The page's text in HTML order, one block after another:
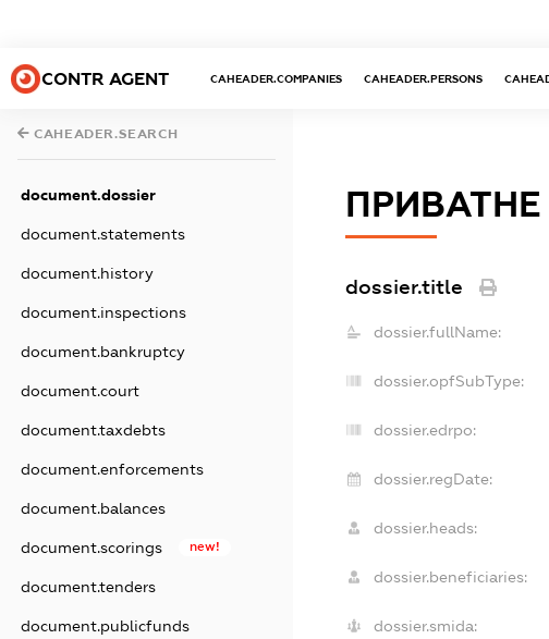
CONTR AGENT CAHEADER.COMPANIES CAHEADER.PERSONS
CAHEADER.SEARCH
document.dossier
document.statements
document.history
document.inspections
document.bankruptcy
document.court
document.taxdebts
document.enforcements
document.balances
document.scorings new!
document.tenders
document.publicfunds
dossier.title
dossier.fullName:
dossier.opfSubType:
dossier.edrpo:
dossier.regDate:
dossier.heads:
dossier.beneficiaries:
dossier.smida: